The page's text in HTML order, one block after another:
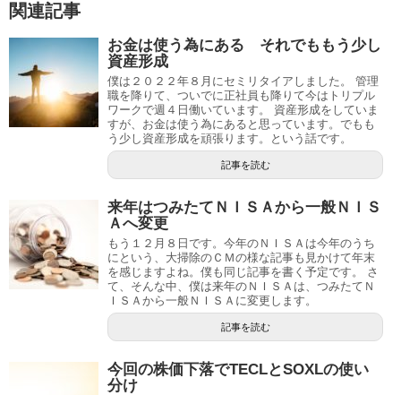
関連記事
お金は使う為にある それでももう少し
資産形成
僕は２０２２年８月にセミリタイアしました。 管理
職を降りて、ついでに正社員も降りて今はトリプル
ワークで週４日働いています。 資産形成をしていま
すが、お金は使う為にあると思っています。でもも
う少し資産形成を頑張ります。という話です。
記事を読む
来年はつみたてＮＩＳＡから一般ＮＩＳ
Ａへ変更
もう１２月８日です。今年のＮＩＳＡは今年のうち
にという、大掃除のＣＭの様な記事も見かけて年末
を感じますよね。僕も同じ記事を書く予定です。 さ
て、そんな中、僕は来年のＮＩＳＡは、つみたてＮ
ＩＳＡから一般ＮＩＳＡに変更します。
記事を読む
今回の株価下落でTECLとSOXLの使い
分け